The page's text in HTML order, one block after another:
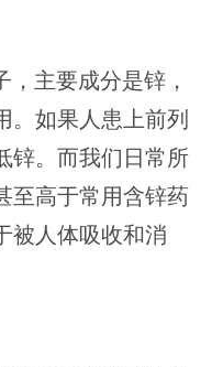
主要成分是锌，
。如果人患上前列
锌。而我们日常所
至高于常用含锌药
被人体吸收和消